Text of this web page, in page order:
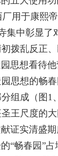
厂用于康熙
集中彰显
拨乱反正
思想看待
思想的畅
组成（图1
王尺度的
证实清盛
“畅春园”